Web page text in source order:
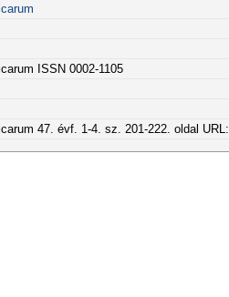
ISSN 0002-1105
47. évf. 1-4. sz. 201-222. oldal URL: